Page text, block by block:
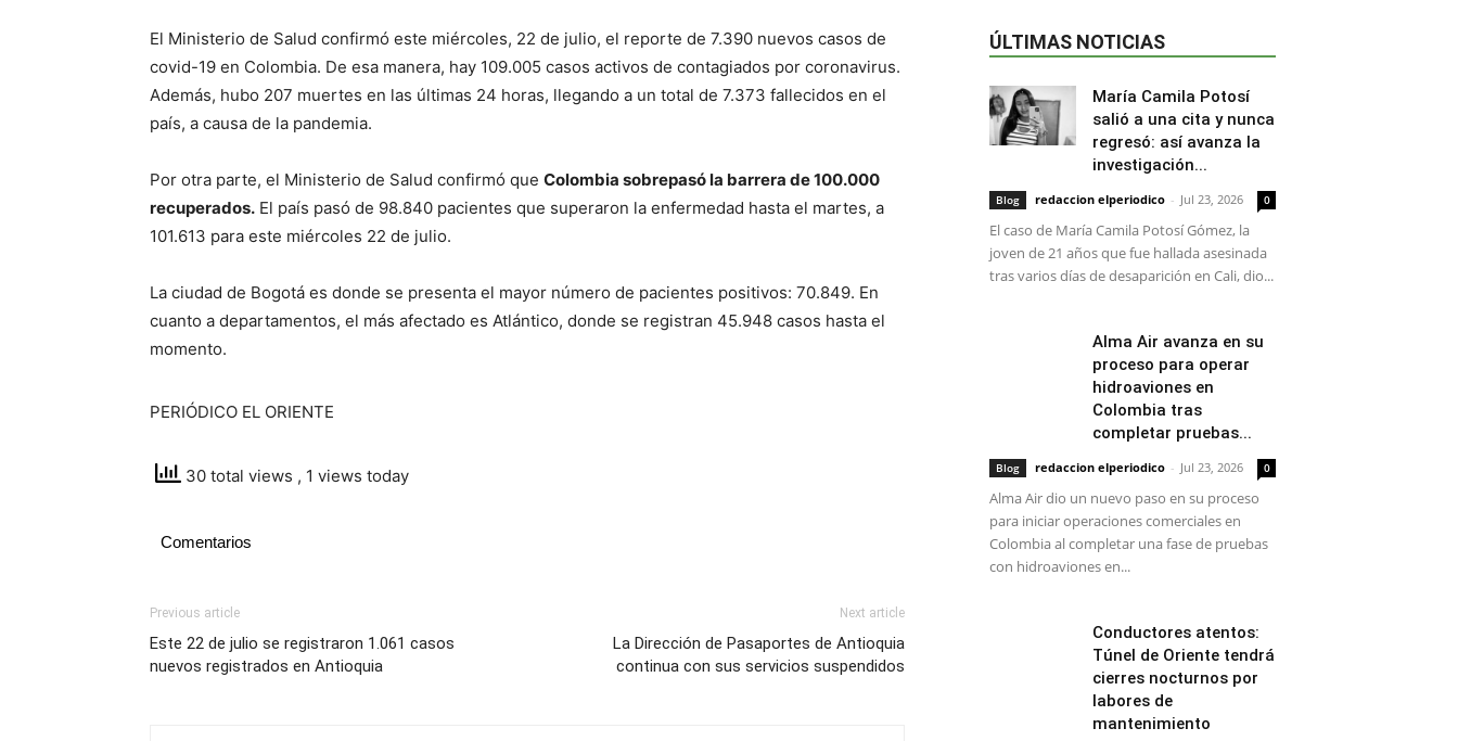
El Ministerio de Salud confirmó este miércoles, 22 de julio, el reporte de 7.390 nuevos casos de
covid-19 en Colombia. De esa manera, hay 109.005 casos activos de contagiados por coronavirus.
Además, hubo 207 muertes en las últimas 24 horas, llegando a un total de 7.373 fallecidos en el
país, a causa de la pandemia.
Por otra parte, el Ministerio de Salud confirmó que Colombia sobrepasó la barrera de 100.000
recuperados. El país pasó de 98.840 pacientes que superaron la enfermedad hasta el martes, a
101.613 para este miércoles 22 de julio.
La ciudad de Bogotá es donde se presenta el mayor número de pacientes positivos: 70.849. En
cuanto a departamentos, el más afectado es Atlántico, donde se registran 45.948 casos hasta el
momento.
PERIÓDICO EL ORIENTE
30 total views , 1 views today
Comentarios
Previous article
Este 22 de julio se registraron 1.061 casos
nuevos registrados en Antioquia
Next article
La Dirección de Pasaportes de Antioquia
continua con sus servicios suspendidos
ÚLTIMAS NOTICIAS
María Camila Potosí
salió a una cita y nunca
regresó: así avanza la
investigación...
Blog redaccion elperiodico - Jul 23, 2026 0
El caso de María Camila Potosí Gómez, la
joven de 21 años que fue hallada asesinada
tras varios días de desaparición en Cali, dio...
Alma Air avanza en su
proceso para operar
hidroaviones en
Colombia tras
completar pruebas...
Blog redaccion elperiodico - Jul 23, 2026 0
Alma Air dio un nuevo paso en su proceso
para iniciar operaciones comerciales en
Colombia al completar una fase de pruebas
con hidroaviones en...
Conductores atentos:
Túnel de Oriente tendrá
cierres nocturnos por
labores de
mantenimiento